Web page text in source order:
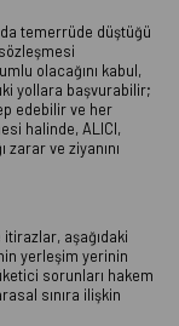
temerrüde düştüğü
olacağını kabul,
yollara başvurabilir;
edebilir ve her
halinde, ALICI,
zarar ve ziyanını
aşağıdaki
yerleşim yerinin
sorunları hakem
sınıra ilişkin